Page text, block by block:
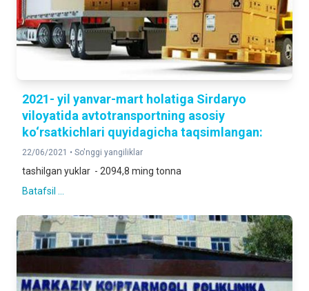
2021- yil yanvar-mart holatiga Sirdaryo
viloyatida avtotransportning asosiy
ko‘rsatkichlari quyidagicha taqsimlangan:
22/06/2021 • So'nggi yangiliklar
tashilgan yuklar - 2094,8 ming tonna
Batafsil ...